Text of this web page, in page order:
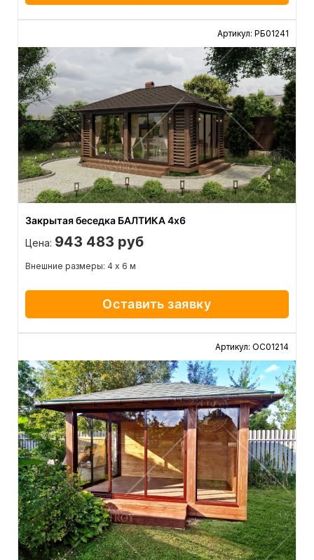
Артикул: РБ01241
Закрытая беседка БАЛТИКА 4х6
Цена: 943 483 руб
Внешние размеры: 4 х 6 м
Оставить заявку
Артикул: ОС01214